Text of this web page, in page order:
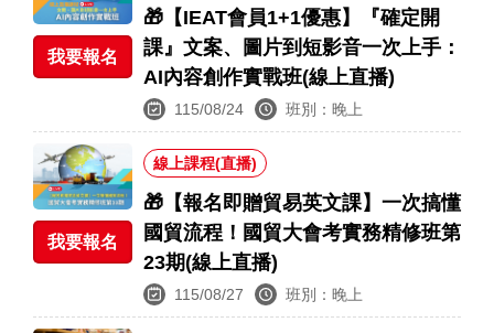
🎁【IEAT會員1+1優惠】『確定開
課』文案、圖片到短影音一次上手：
AI內容創作實戰班(線上直播)
115/08/24 班別：晚上
我要報名
線上課程(直播)
🎁【報名即贈貿易英文課】一次搞懂
國貿流程！國貿大會考實務精修班第
23期(線上直播)
115/08/27 班別：晚上
我要報名